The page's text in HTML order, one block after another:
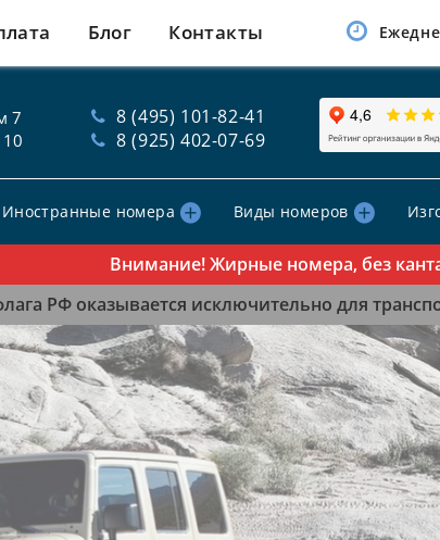
Блог Контакты
7
8 (495) 101-82-41
8 (925) 402-07-69
Иностранные номера Виды номеров
Внимание! Жирные номера, без канта,
РФ оказывается исключительно для